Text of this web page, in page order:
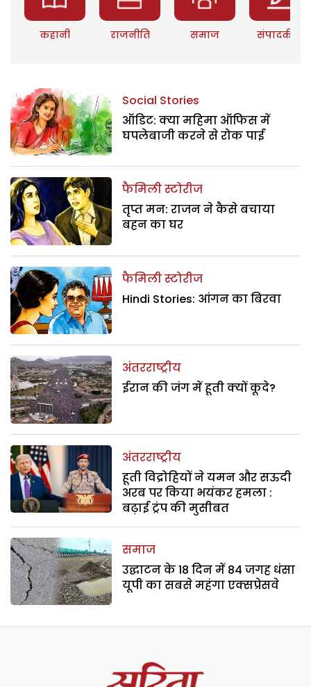
कहानी राजनीति समाज संपादकीय
Social Stories
ऑडिट: क्या महिमा ऑफिस में
घपलेबाजी करने से रोक पाई
फैमिली स्टोरीज
तृप्त मन: राजन ने कैसे बचाया
बहन का घर
फैमिली स्टोरीज
Hindi Stories: आंगन का बिरवा
अंतरराष्ट्रीय
ईरान की जंग में हूती क्यों कूदे?
अंतरराष्ट्रीय
हूती विद्रोहियों ने यमन और सऊदी
अरब पर किया भयंकर हमला :
बढ़ाई ट्रंप की मुसीबत
समाज
उद्घाटन के 18 दिन में 84 जगह धंसा
यूपी का सबसे महंगा एक्सप्रेसवे